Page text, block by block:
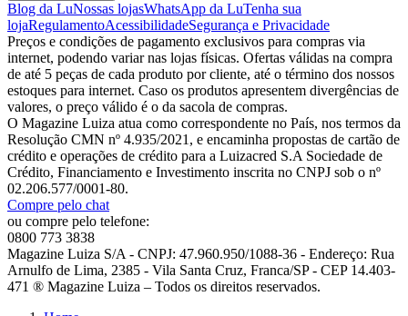
Blog da LuNossas lojasWhatsApp da LuTenha sua
lojaRegulamentoAcessibilidadeSegurança e Privacidade
Preços e condições de pagamento exclusivos para compras via
internet, podendo variar nas lojas físicas. Ofertas válidas na compra
de até 5 peças de cada produto por cliente, até o término dos nossos
estoques para internet. Caso os produtos apresentem divergências de
valores, o preço válido é o da sacola de compras.
O Magazine Luiza atua como correspondente no País, nos termos da
Resolução CMN nº 4.935/2021, e encaminha propostas de cartão de
crédito e operações de crédito para a Luizacred S.A Sociedade de
Crédito, Financiamento e Investimento inscrita no CNPJ sob o nº
02.206.577/0001-80.
Compre pelo chat
ou compre pelo telefone:
0800 773 3838
Magazine Luiza S/A - CNPJ: 47.960.950/1088-36 - Endereço: Rua
Arnulfo de Lima, 2385 - Vila Santa Cruz, Franca/SP - CEP 14.403-
471 ® Magazine Luiza – Todos os direitos reservados.